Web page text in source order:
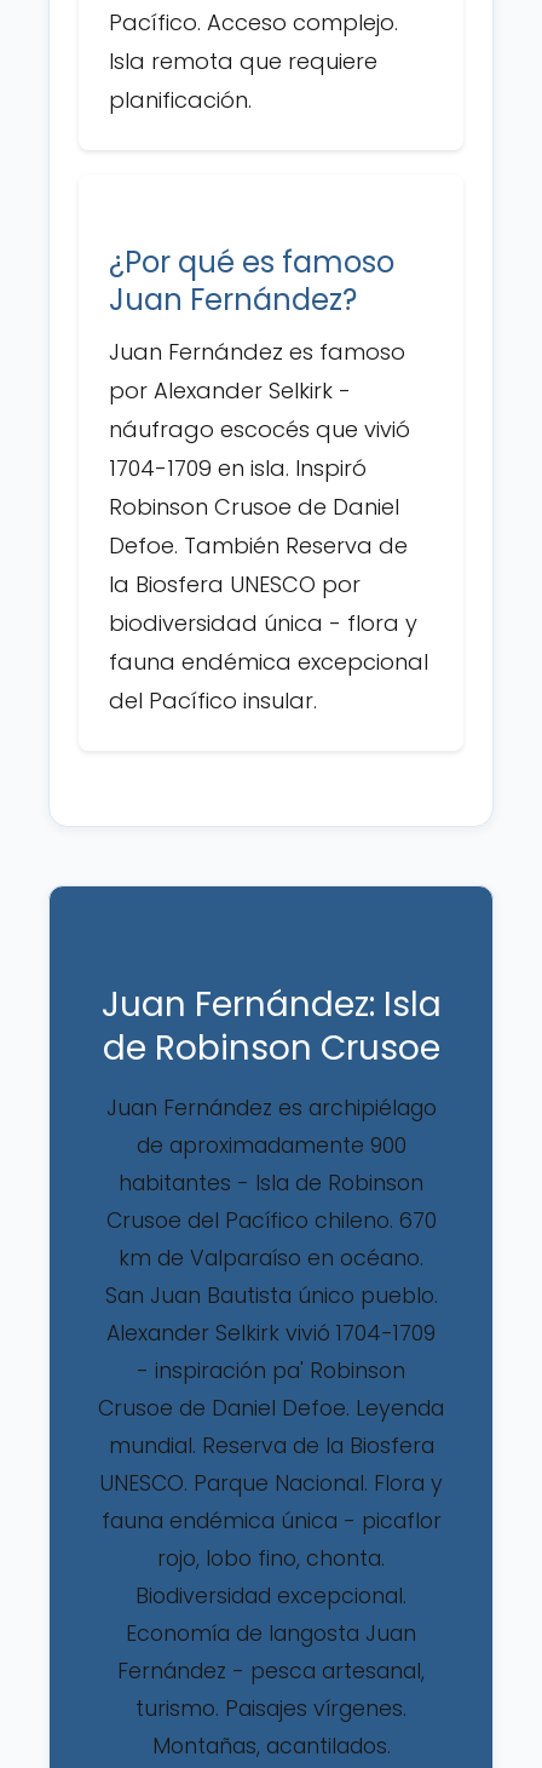
Pacífico. Acceso complejo.
Isla remota que requiere
planificación.
¿Por qué es famoso
Juan Fernández?
Juan Fernández es famoso
por Alexander Selkirk -
náufrago escocés que vivió
1704-1709 en isla. Inspiró
Robinson Crusoe de Daniel
Defoe. También Reserva de
la Biosfera UNESCO por
biodiversidad única - flora y
fauna endémica excepcional
del Pacífico insular.
Juan Fernández: Isla
de Robinson Crusoe
Juan Fernández es archipiélago
de aproximadamente 900
habitantes - Isla de Robinson
Crusoe del Pacífico chileno. 670
km de Valparaíso en océano.
San Juan Bautista único pueblo.
Alexander Selkirk vivió 1704-1709
- inspiración pa' Robinson
Crusoe de Daniel Defoe. Leyenda
mundial. Reserva de la Biosfera
UNESCO. Parque Nacional. Flora y
fauna endémica única - picaflor
rojo, lobo fino, chonta.
Biodiversidad excepcional.
Economía de langosta Juan
Fernández - pesca artesanal,
turismo. Paisajes vírgenes.
Montañas, acantilados.